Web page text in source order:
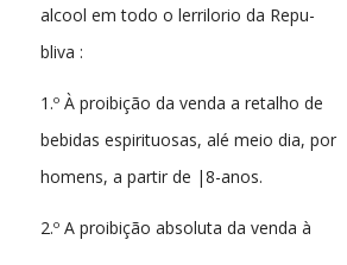
alcool em todo o lerrilorio da Repu-
bliva :
1.º À proibição da venda a retalho de
bebidas espirituosas, alé meio dia, por
homens, a partir de |8-anos.
2.º A proibição absoluta da venda à